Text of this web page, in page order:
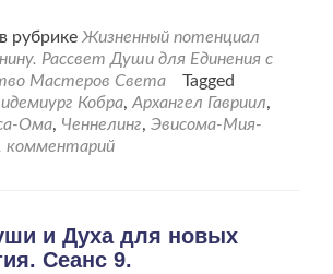
рубрике Жизненный потенциал
Рассвет Души для Единения с
Мастеров Света
Tagged
Кобра,Архангел Гавриил,
Ома, Ченнелинг, Эвисома-Мия-
комментарий
и Духа для новых
Сеанс 9.